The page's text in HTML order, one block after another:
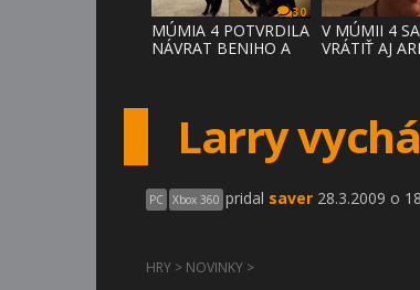
30
MÚMIA 4 POTVRDILA
NÁVRAT BENIHO A
V MÚMII 4
VRÁTIŤ AJ
Larry
PC Xbox 360 pridal saver 28.3.2009 o
HRY > NOVINKY >